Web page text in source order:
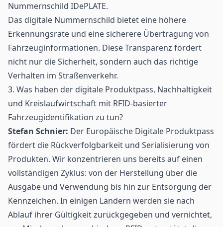
Nummernschild IDePLATE.
Das digitale Nummernschild bietet eine höhere
Erkennungsrate und eine sicherere Übertragung von
Fahrzeuginformationen. Diese Transparenz fördert
nicht nur die Sicherheit, sondern auch das richtige
Verhalten im Straßenverkehr.
3. Was haben der digitale Produktpass, Nachhaltigkeit
und Kreislaufwirtschaft mit RFID-basierter
Fahrzeugidentifikation zu tun?
Stefan Schnier: Der Europäische Digitale Produktpass
fördert die Rückverfolgbarkeit und Serialisierung von
Produkten. Wir konzentrieren uns bereits auf einen
vollständigen Zyklus: von der Herstellung über die
Ausgabe und Verwendung bis hin zur Entsorgung der
Kennzeichen. In einigen Ländern werden sie nach
Ablauf ihrer Gültigkeit zurückgegeben und vernichtet,